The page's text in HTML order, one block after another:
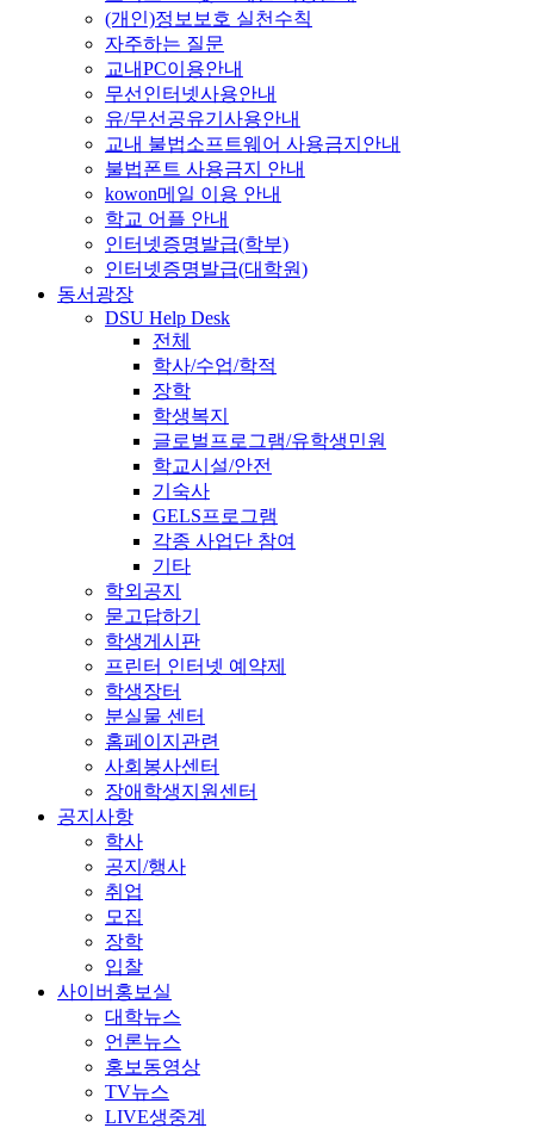
(개인)정보보호 실천수칙
자주하는 질문
교내PC이용안내
무선인터넷사용안내
유/무선공유기사용안내
교내 불법소프트웨어 사용금지안내
불법폰트 사용금지 안내
kowon메일 이용 안내
학교 어플 안내
인터넷증명발급(학부)
인터넷증명발급(대학원)
동서광장
DSU Help Desk
전체
학사/수업/학적
장학
학생복지
글로벌프로그램/유학생민원
학교시설/안전
기숙사
GELS프로그램
각종 사업단 참여
기타
학외공지
묻고답하기
학생게시판
프린터 인터넷 예약제
학생장터
분실물 센터
홈페이지관련
사회봉사센터
장애학생지원센터
공지사항
학사
공지/행사
취업
모집
장학
입찰
사이버홍보실
대학뉴스
언론뉴스
홍보동영상
TV뉴스
LIVE생중계